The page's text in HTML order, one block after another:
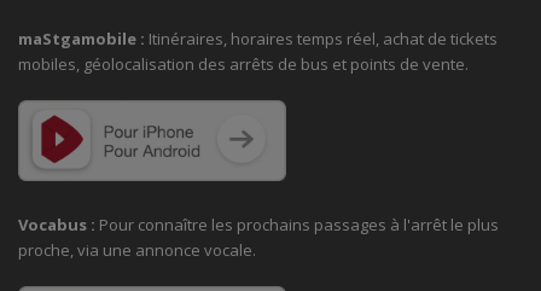
maStgamobile : Itinéraires, horaires temps réel, achat de tickets
mobiles, géolocalisation des arrêts de bus et points de vente.
Vocabus : Pour connaître les prochains passages à l'arrêt le plus
proche, via une annonce vocale.